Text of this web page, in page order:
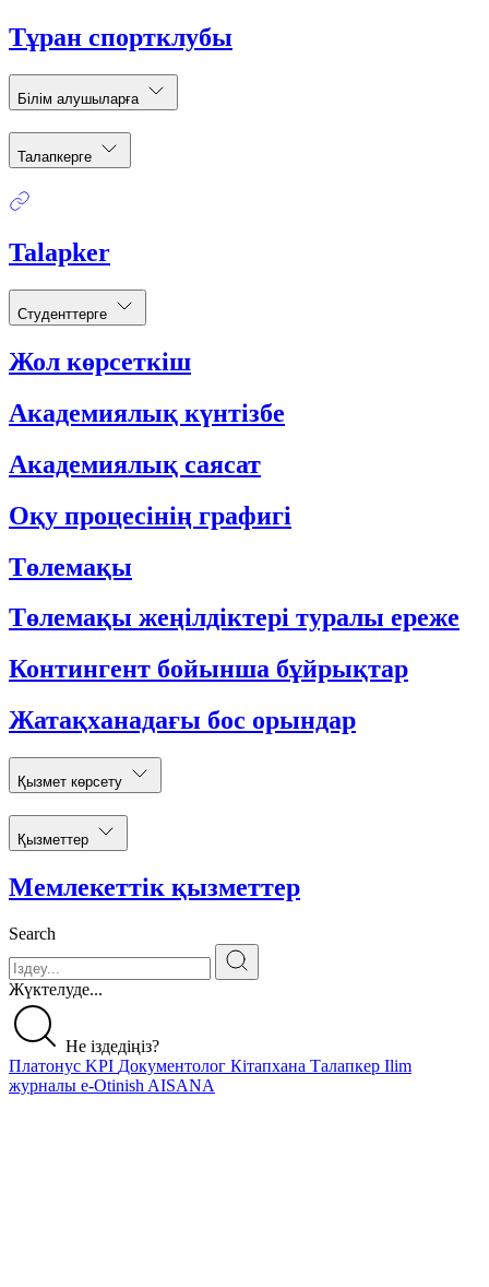
Тұран спортклубы
Білім алушыларға
Талапкерге
Talapker
Студенттерге
Жол көрсеткіш
Академиялық күнтізбе
Академиялық саясат
Оқу процесінің графигі
Төлемақы
Төлемақы жеңілдіктері туралы ереже
Контингент бойынша бұйрықтар
Жатақханадағы бос орындар
Қызмет көрсету
Қызметтер
Мемлекеттік қызметтер
Search
Жүктелуде...
Не іздедіңіз?
Платонус KPI Документолог Кітапхана Талапкер Ilim
журналы e-Otinish AISANA